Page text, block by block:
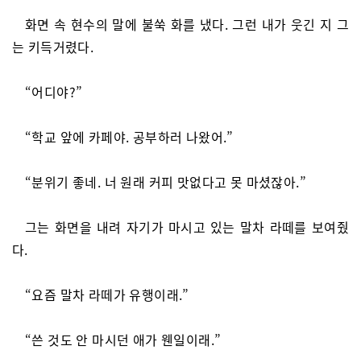
화면 속 현수의 말에 불쑥 화를 냈다. 그런 내가 웃긴 지 그
는 키득거렸다.
“어디야?”
“학교 앞에 카페야. 공부하러 나왔어.”
“분위기 좋네. 너 원래 커피 맛없다고 못 마셨잖아.”
그는 화면을 내려 자기가 마시고 있는 말차 라떼를 보여줬
다.
“요즘 말차 라떼가 유행이래.”
“쓴 것도 안 마시던 애가 웬일이래.”